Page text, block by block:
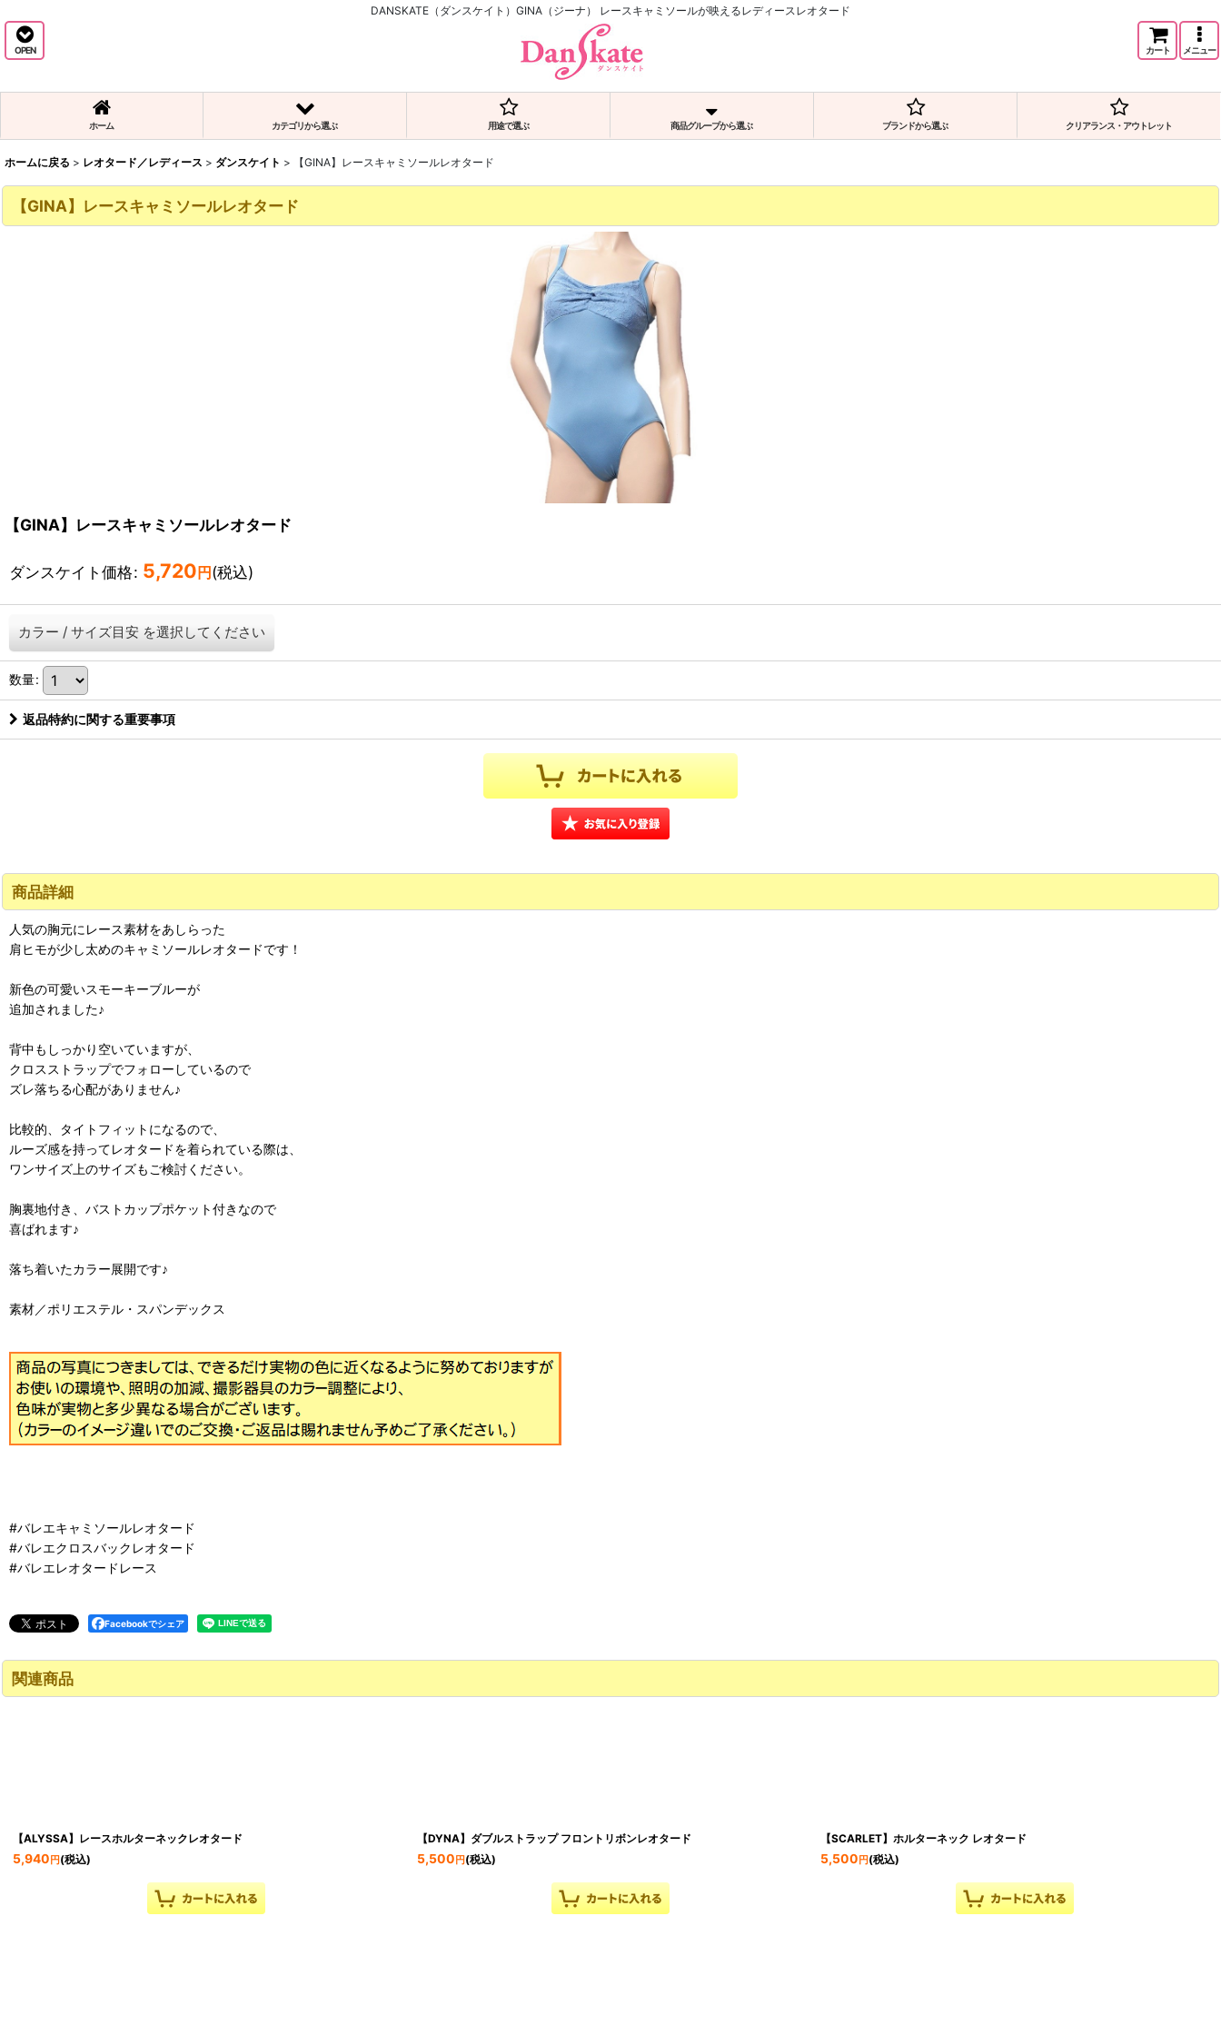
DANSKATE（ダンスケイト）GINA（ジーナ） レースキャミソールが映えるレディースレオタード
OPEN カート メニュー
ホーム カテゴリから選ぶ 用途で選ぶ 商品グループから選ぶ ブランドから選ぶ クリアランス・アウトレット
ホームに戻る > レオタード／レディース > ダンスケイト > 【GINA】レースキャミソールレオタード
【GINA】レースキャミソールレオタード
【GINA】レースキャミソールレオタード
ダンスケイト価格: 5,720 円 (税込)
カラー / サイズ目安 を選択してください
数量:
返品特約に関する重要事項
商品詳細
人気の胸元にレース素材をあしらった
肩ヒモが少し太めのキャミソールレオタードです！
新色の可愛いスモーキーブルーが
追加されました♪
背中もしっかり空いていますが、
クロスストラップでフォローしているので
ズレ落ちる心配がありません♪
比較的、タイトフィットになるので、
ルーズ感を持ってレオタードを着られている際は、
ワンサイズ上のサイズもご検討ください。
胸裏地付き、バストカップポケット付きなので
喜ばれます♪
落ち着いたカラー展開です♪
素材／ポリエステル・スパンデックス
#バレエキャミソールレオタード
#バレエクロスバックレオタード
#バレエレオタードレース
Facebookでシェア
関連商品
【ALYSSA】レースホルターネックレオタード
5,940 円 (税込)
【DYNA】ダブルストラップ フロントリボンレオタード
5,500 円(税込)
【SCARLET】ホルターネック レオタード
5,500 円 (税込)